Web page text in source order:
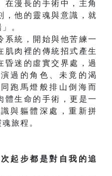
在漫長的手術中，主角
，他的靈魂與意識，就
。
系統，開始與他苦練一
肌肉裡的傳統招式產生
昏迷的虛實交界處，過
過的角色、未竟的渴
跑馬燈般排山倒海而
體生命的手術，更是一
與軀體深處，重新拼
旅程。
起步都是對自我的追